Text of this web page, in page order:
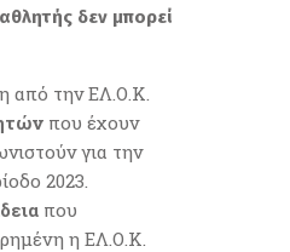
δεν μπορεί
από την ΕΛ.Ο.Κ.
που έχουν
για την
2023.
που
η ΕΛ.Ο.Κ.